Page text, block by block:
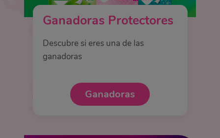
Ganadoras Protectores
Descubre si eres una de las
ganadoras
Ganadoras